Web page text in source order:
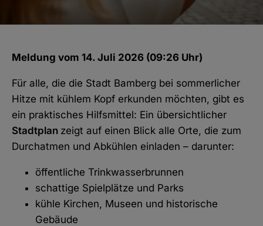
Meldung vom 14. Juli 2026 (09:26 Uhr)
Für alle, die die Stadt Bamberg bei sommerlicher
Hitze mit kühlem Kopf erkunden möchten, gibt es
ein praktisches Hilfsmittel: Ein übersichtlicher
Stadtplan zeigt auf einen Blick alle Orte, die zum
Durchatmen und Abkühlen einladen – darunter:
öffentliche Trinkwasserbrunnen
schattige Spielplätze und Parks
kühle Kirchen, Museen und historische
Gebäude